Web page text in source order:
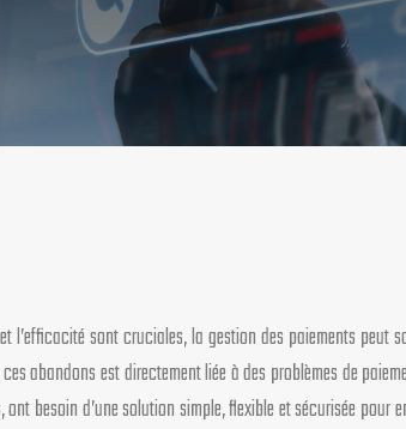
sont cruciales, la gestion des paiements
abandons est directement liée à des problèmes de
besoin d’une solution simple, flexible et sécurisée